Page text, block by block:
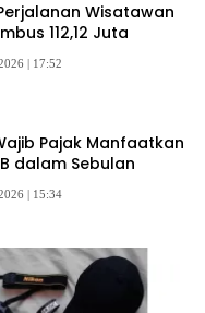
Wisatawan
112,12 Juta
| 17:52
Pajak Manfaatkan
dalam Sebulan
| 15:34